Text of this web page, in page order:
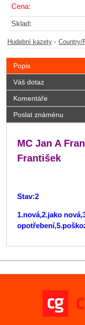
Cena:
Sklad:
Hudební kazety - Country/
Popis
Váš dotaz
Komentáře
Poslat známénu
MC Jan A
František
Stav:2
1.nová,2.jako